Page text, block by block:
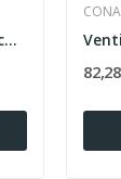
Ventilador de pie 16" 50W con mando